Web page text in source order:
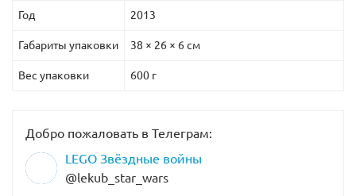
Год 2013
Габариты упаковки 38 × 26 × 6 см
Вес упаковки 600 г
Добро пожаловать в Телеграм:
LEGO Звёздные войны
@lekub_star_wars